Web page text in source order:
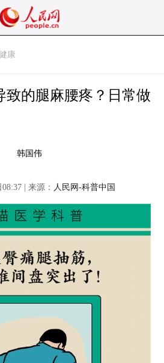
康
致的腿麻腰疼？日常做
韩国伟
| 来源： 人民网-科普中国